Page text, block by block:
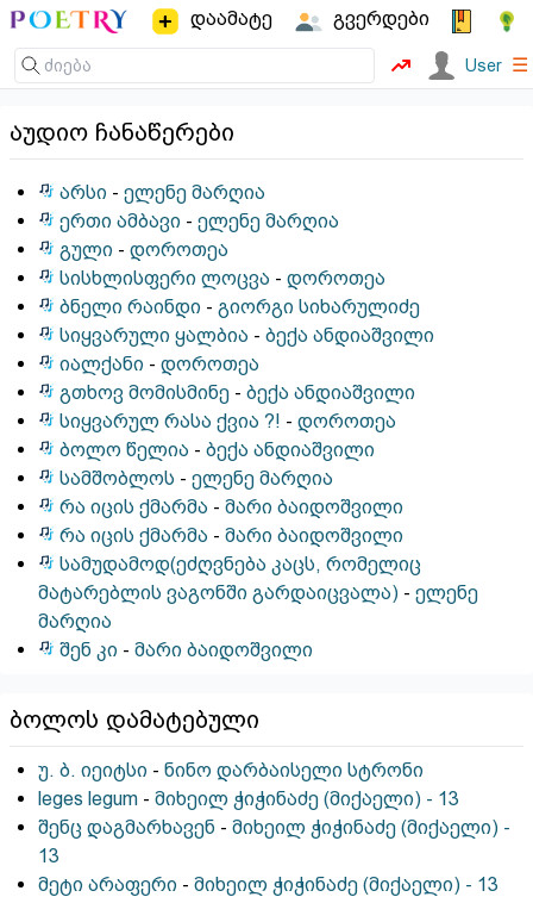
დაამატე გვერდები
User ☰
აუდიო ჩანაწერები
არსი -ელენე მარღია
ერთი ამბავი -ელენე მარღია
გული -დოროთეა
სისხლისფერი ლოცვა -დოროთეა
ბნელი რაინდი -გიორგი სიხარულიძე
სიყვარული ყალბია -ბექა ანდიაშვილი
იალქანი -დოროთეა
გთხოვ მომისმინე -ბექა ანდიაშვილი
სიყვარულ რასა ქვია ?! -დოროთეა
ბოლო წელია -ბექა ანდიაშვილი
სამშობლოს -ელენე მარღია
რა იცის ქმარმა -მარი ბაიდოშვილი
რა იცის ქმარმა -მარი ბაიდოშვილი
სამუდამოდ(ეძღვნება კაცს, რომელიც
მატარებლის ვაგონში გარდაიცვალა) - ელენე
მარღია
შენ კი -მარი ბაიდოშვილი
ბოლოს დამატებული
უ. ბ. იეიტსი - ნინო დარბაისელი სტრონი
leges legum - მიხეილ ჭიჭინაძე (მიქაელი) - 13
შენც დაგმარხავენ - მიხეილ ჭიჭინაძე (მიქაელი) -
13
მეტი არაფერი - მიხეილ ჭიჭინაძე (მიქაელი) - 13